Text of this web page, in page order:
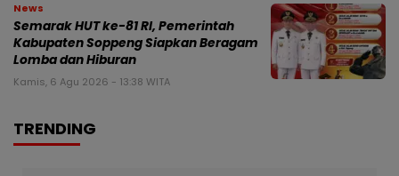
News
Semarak HUT ke-81 RI, Pemerintah
Kabupaten Soppeng Siapkan Beragam
Lomba dan Hiburan
Kamis, 6 Agu 2026 - 13:38 WITA
TRENDING